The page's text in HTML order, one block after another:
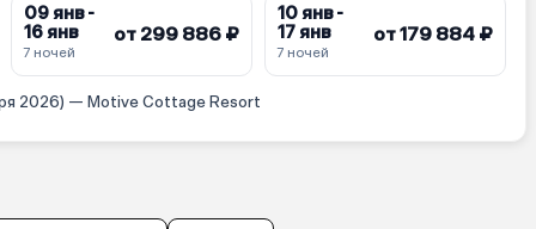
09 янв -
16 янв
7 ночей
от 299 886 ₽
10 янв -
17 янв
7 ночей
от 179 884 ₽
2026) — Motive Cottage Resort